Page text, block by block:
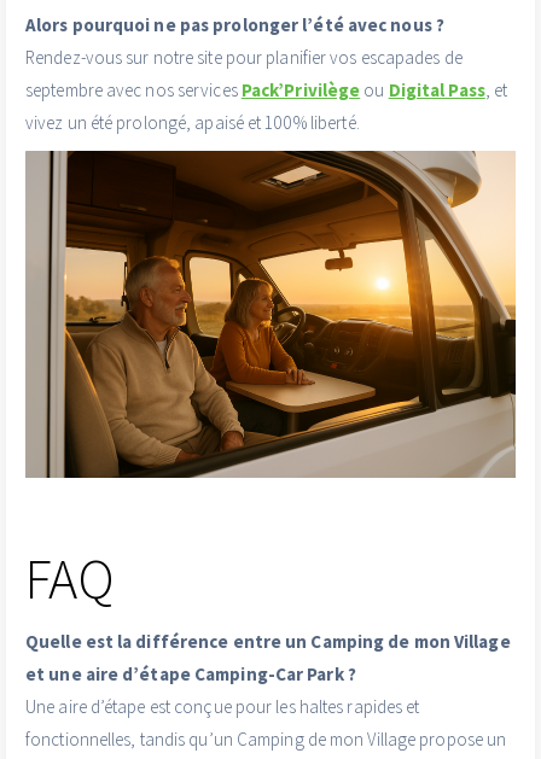
Alors pourquoi ne pas prolonger l’été avec nous ?
Rendez-vous sur notre site pour planifier vos escapades de
septembre avec nos services Pack’Privilège ou Digital Pass, et
vivez un été prolongé, apaisé et 100 % liberté.
FAQ
Quelle est la différence entre un Camping de mon Village
et une aire d’étape Camping-Car Park ?
Une aire d’étape est conçue pour les haltes rapides et
fonctionnelles, tandis qu’un Camping de mon Village propose un